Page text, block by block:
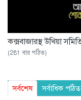
কক্সবাজারস্থ উখিয়া
(281 বার পঠিত)
সর্বশেষ সর্বাধিক পঠিত